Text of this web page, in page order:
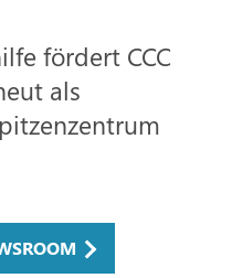
fördert CCC
als